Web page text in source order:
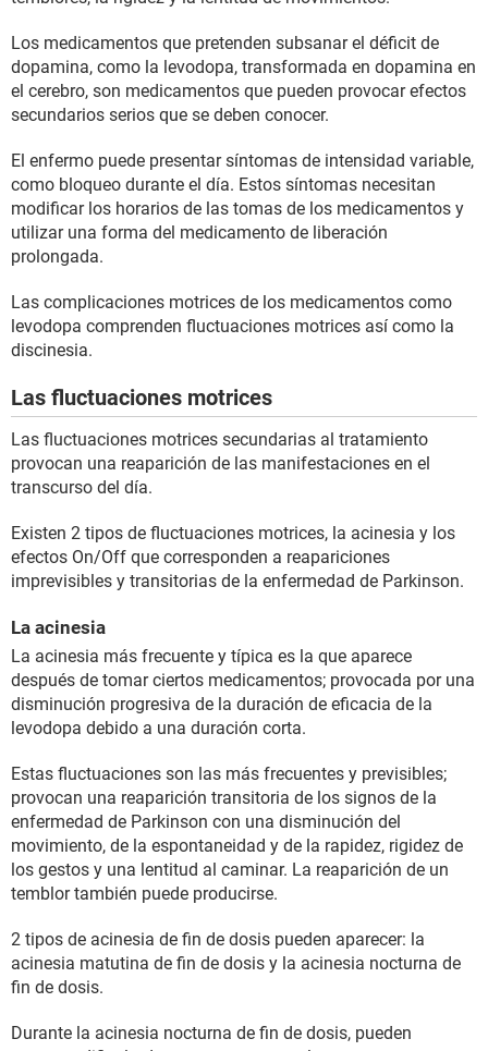
Los medicamentos que pretenden subsanar el déficit de
dopamina, como la levodopa, transformada en dopamina en
el cerebro, son medicamentos que pueden provocar efectos
secundarios serios que se deben conocer.
El enfermo puede presentar síntomas de intensidad variable,
como bloqueo durante el día. Estos síntomas necesitan
modificar los horarios de las tomas de los medicamentos y
utilizar una forma del medicamento de liberación
prolongada.
Las complicaciones motrices de los medicamentos como
levodopa comprenden fluctuaciones motrices así como la
discinesia.
Las fluctuaciones motrices
Las fluctuaciones motrices secundarias al tratamiento
provocan una reaparición de las manifestaciones en el
transcurso del día.
Existen 2 tipos de fluctuaciones motrices, la acinesia y los
efectos On/Off que corresponden a reapariciones
imprevisibles y transitorias de la enfermedad de Parkinson.
La acinesia
La acinesia más frecuente y típica es la que aparece
después de tomar ciertos medicamentos; provocada por una
disminución progresiva de la duración de eficacia de la
levodopa debido a una duración corta.
Estas fluctuaciones son las más frecuentes y previsibles;
provocan una reaparición transitoria de los signos de la
enfermedad de Parkinson con una disminución del
movimiento, de la espontaneidad y de la rapidez, rigidez de
los gestos y una lentitud al caminar. La reaparición de un
temblor también puede producirse.
2 tipos de acinesia de fin de dosis pueden aparecer: la
acinesia matutina de fin de dosis y la acinesia nocturna de
fin de dosis.
Durante la acinesia nocturna de fin de dosis, pueden